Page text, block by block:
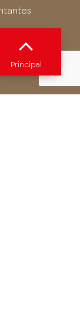
Principal